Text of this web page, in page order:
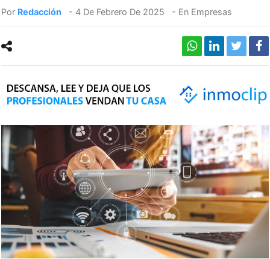
Por Redacción - 4 De Febrero De 2025 - En Empresas